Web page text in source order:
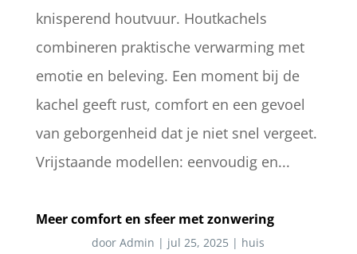
knisperend houtvuur. Houtkachels
combineren praktische verwarming met
emotie en beleving. Een moment bij de
kachel geeft rust, comfort en een gevoel
van geborgenheid dat je niet snel vergeet.
Vrijstaande modellen: eenvoudig en...
Meer comfort en sfeer met zonwering
doorAdmin | jul 25, 2025 | huis